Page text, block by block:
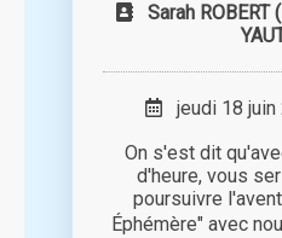
Sarah ROBERT
jeudi 18 juin
On s'est dit
d'heure, vous
poursuivre
Éphémère" avec